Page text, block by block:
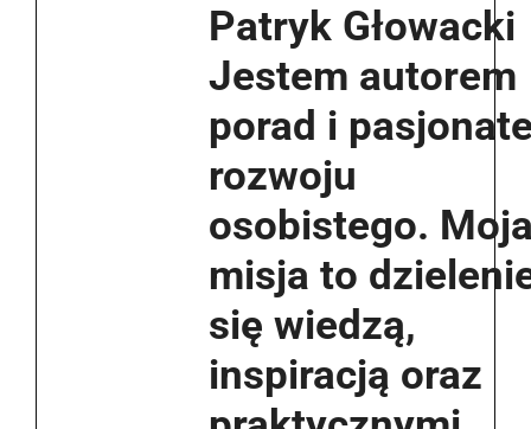
Patryk Głowacki
Jestem autorem
porad i
rozwoju
osobistego.
misja to
się wiedzą,
inspiracją oraz